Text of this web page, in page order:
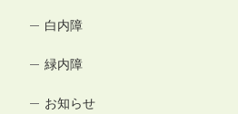
白内障
緑内障
お知らせ